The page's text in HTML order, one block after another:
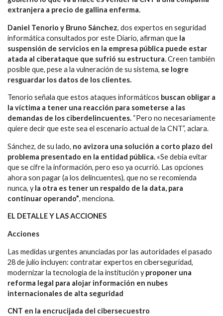
extranjera a precio de gallina enferma.
Daniel Tenorio y Bruno Sánchez, dos expertos en seguridad
informática consultados por este Diario, afirman que la
suspensión de servicios en la empresa pública puede estar
atada al ciberataque que sufrió su estructura. Creen también
posible que, pese a la vulneración de su sistema, se logre
resguardar los datos de los clientes.
Tenorio señala que estos ataques informáticos buscan obligar a
la víctima a tener una reacción para someterse a las
demandas de los ciberdelincuentes. “Pero no necesariamente
quiere decir que este sea el escenario actual de la CNT”, aclara.
Sánchez, de su lado, no avizora una solución a corto plazo del
problema presentado en la entidad pública. «Se debía evitar
que se cifre la información, pero eso ya ocurrió. Las opciones
ahora son pagar (a los delincuentes), que no se recomienda
nunca, yla otra es tener un respaldo de la data, para
continuar operando”, menciona.
EL DETALLE Y LAS ACCIONES
Acciones
Las medidas urgentes anunciadas por las autoridades el pasado
28 de julio incluyen: contratar expertos en ciberseguridad,
modernizar la tecnología de la institución yproponer una
reforma legal para alojar información en nubes
internacionales de alta seguridad
CNT en la encrucijada del cibersecuestro